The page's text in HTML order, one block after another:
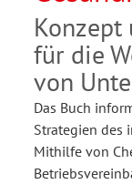
für die
von
Das Buch
Strategien des
Mithilfe von